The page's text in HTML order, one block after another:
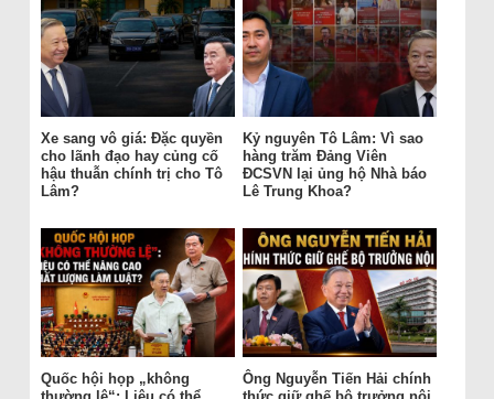
Xe sang vô giá: Đặc quyền
cho lãnh đạo hay củng cố
hậu thuẫn chính trị cho Tô
Lâm?
Kỷ nguyên Tô Lâm: Vì sao
hàng trăm Đảng Viên
ĐCSVN lại ủng hộ Nhà báo
Lê Trung Khoa?
Quốc hội họp „không
Ông Nguyễn Tiến Hải chính